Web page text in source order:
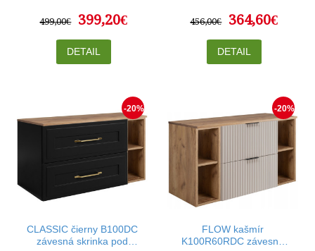
499,00€ 399,20€
DETAIL
456,00€ 364,60€
DETAIL
-20%
CLASSIC čierny B100DC
závesná skrinka pod
-20%
FLOW kašmír
K100R60RDC závesná